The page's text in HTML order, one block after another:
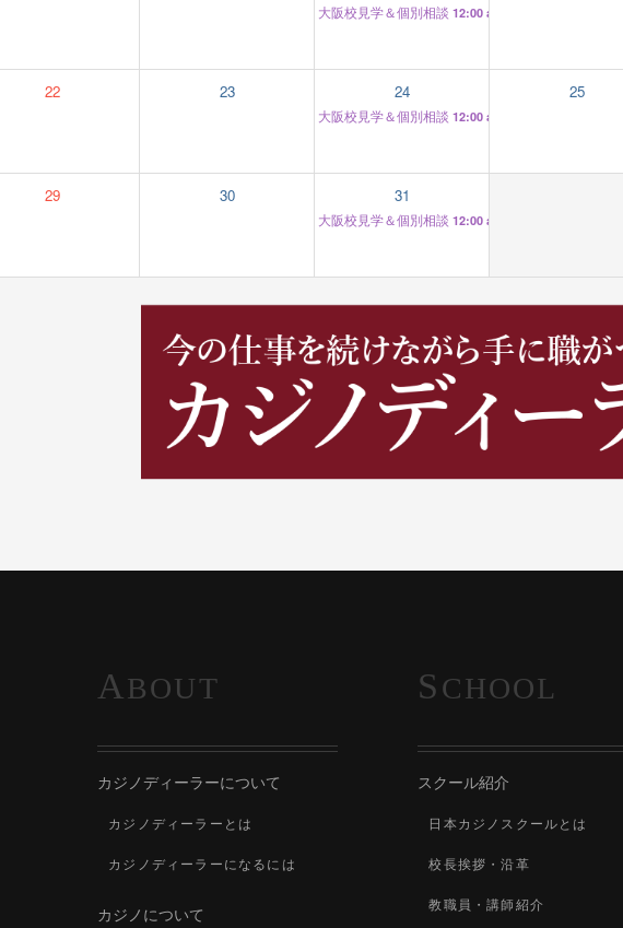
大阪校見学＆個別相談 12:00 am
22 23 24
大阪校見学＆個別相談 12:00 am
25
29 30 31
大阪校見学＆個別相談 12:00 am
A BOUT
カジノディーラーについて
カジノディーラーとは
カジノディーラーになるには
カジノについて
SCHOOL
スクール紹介
日本カジノスクールとは
校長挨拶・沿革
教職員・講師紹介